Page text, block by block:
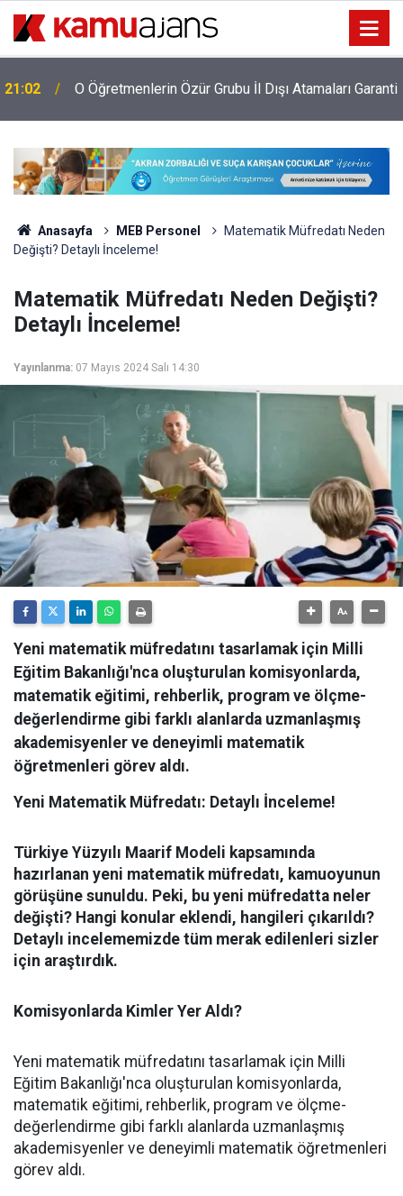
21:02 O Öğretmenlerin Özür Grubu İl Dışı Atamaları Garanti
Anasayfa MEB Personel
Matematik Müfredatı Neden
Değişti? Detaylı İnceleme!
Matematik Müfredatı Neden Değişti?
Detaylı İnceleme!
Yayınlanma: 07 Mayıs 2024 Salı 14:30
Yeni matematik müfredatını tasarlamak için Milli
Eğitim Bakanlığı'nca oluşturulan komisyonlarda,
matematik eğitimi, rehberlik, program ve ölçme-
değerlendirme gibi farklı alanlarda uzmanlaşmış
akademisyenler ve deneyimli matematik
öğretmenleri görev aldı.
Yeni Matematik Müfredatı: Detaylı İnceleme!
Türkiye Yüzyılı Maarif Modeli kapsamında
hazırlanan yeni matematik müfredatı, kamuoyunun
görüşüne sunuldu. Peki, bu yeni müfredatta neler
değişti? Hangi konular eklendi, hangileri çıkarıldı?
Detaylı incelememizde tüm merak edilenleri sizler
için araştırdık.
Komisyonlarda Kimler Yer Aldı?
Yeni matematik müfredatını tasarlamak için Milli
Eğitim Bakanlığı'nca oluşturulan komisyonlarda,
matematik eğitimi, rehberlik, program ve ölçme-
değerlendirme gibi farklı alanlarda uzmanlaşmış
akademisyenler ve deneyimli matematik öğretmenleri
görev aldı.